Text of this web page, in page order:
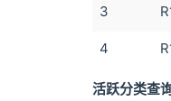
3
4
活跃分类查